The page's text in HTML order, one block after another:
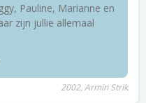
Pauline, Marianne en
zijn jullie allemaal
2002, Armin Strik